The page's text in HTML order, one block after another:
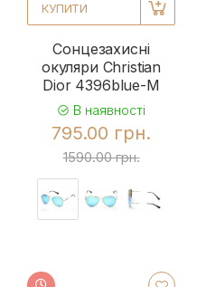
КУПИТИ
Сонцезахисні
окуляри Christian
Dior 4396blue-M
В наявності
795.00 грн.
1590.00 грн.